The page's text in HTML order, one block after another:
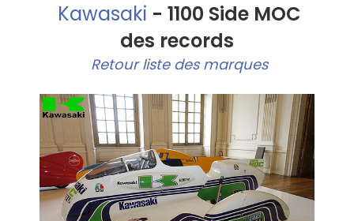
Kawasaki - 1100 Side MOC
des records
Retour liste des marques